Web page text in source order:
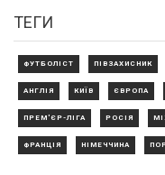
ТЕГИ
ФУТБОЛІСТ ПІВЗАХИСНИК
АНГЛІЯ КИЇВ ЄВРОПА
ПРЕМ'ЄР-ЛІГА РОСІЯ
ФРАНЦІЯ НІМЕЧЧИНА